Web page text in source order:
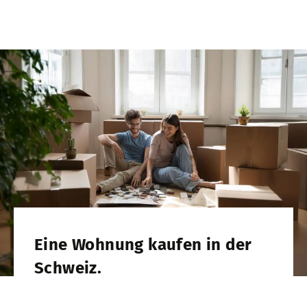
Eine Wohnung kaufen in der
Schweiz.